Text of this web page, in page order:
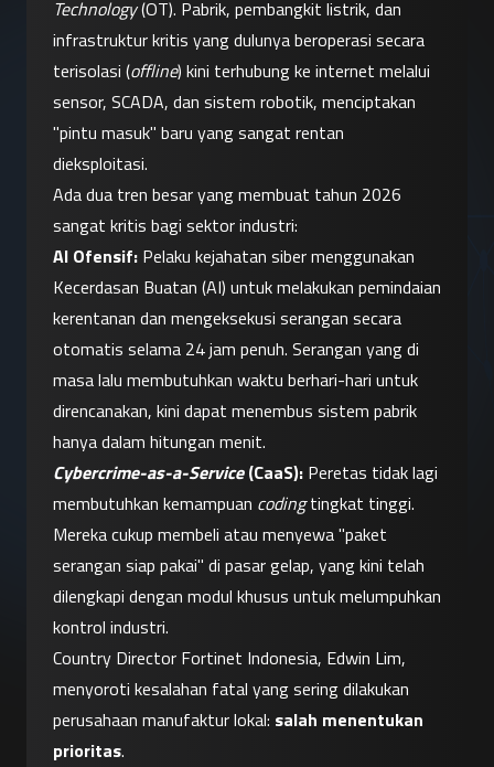
Technology (OT). Pabrik, pembangkit listrik, dan
infrastruktur kritis yang dulunya beroperasi secara
terisolasi (offline) kini terhubung ke internet melalui
sensor, SCADA, dan sistem robotik, menciptakan
"pintu masuk" baru yang sangat rentan
dieksploitasi.
Ada dua tren besar yang membuat tahun 2026
sangat kritis bagi sektor industri:
AI Ofensif: Pelaku kejahatan siber menggunakan
Kecerdasan Buatan (AI) untuk melakukan pemindaian
kerentanan dan mengeksekusi serangan secara
otomatis selama 24 jam penuh. Serangan yang di
masa lalu membutuhkan waktu berhari-hari untuk
direncanakan, kini dapat menembus sistem pabrik
hanya dalam hitungan menit.
Cybercrime-as-a-Service (CaaS): Peretas tidak lagi
membutuhkan kemampuan coding tingkat tinggi.
Mereka cukup membeli atau menyewa "paket
serangan siap pakai" di pasar gelap, yang kini telah
dilengkapi dengan modul khusus untuk melumpuhkan
kontrol industri.
Country Director Fortinet Indonesia, Edwin Lim,
menyoroti kesalahan fatal yang sering dilakukan
perusahaan manufaktur lokal: salah menentukan
prioritas.